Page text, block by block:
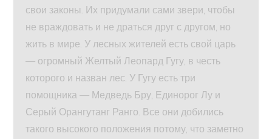
свои законы. Их придумали сами звери, чтобы
не враждовать и не драться друг с другом, но
жить в мире. У лесных жителей есть свой царь
— огромный Желтый Леопард Гугу, в честь
которого и назван лес. У Гугу есть три
помощника — Медведь Бру, Единорог Лу и
Серый Орангутанг Ранго. Все они добились
такого высокого положения потому, что заметно